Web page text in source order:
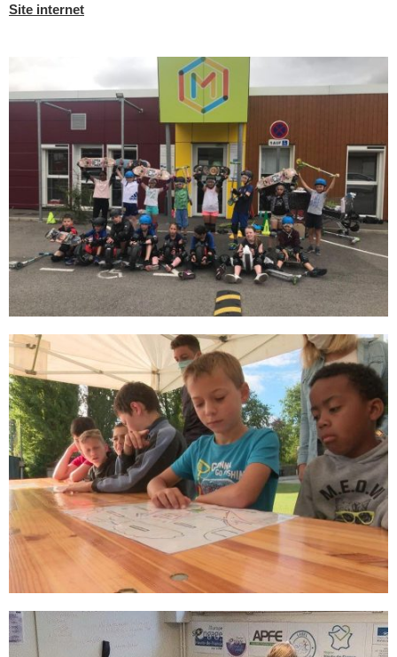
Site internet